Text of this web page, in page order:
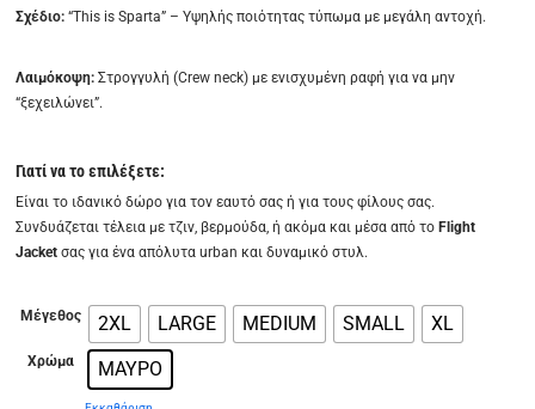
Σχέδιο: “This is Sparta” – Υψηλής ποιότητας τύπωμα με μεγάλη αντοχή.
Λαιμόκοψη: Στρογγυλή (Crew neck) με ενισχυμένη ραφή για να μην
“ξεχειλώνει”.
Γιατί να το επιλέξετε:
Είναι το ιδανικό δώρο για τον εαυτό σας ή για τους φίλους σας.
Συνδυάζεται τέλεια με τζιν, βερμούδα, ή ακόμα και μέσα από το Flight
Jacket σας για ένα απόλυτα urban και δυναμικό στυλ.
Μέγεθος 2XL LARGE MEDIUM SMALL XL
Χρώμα ΜΑΥΡΟ